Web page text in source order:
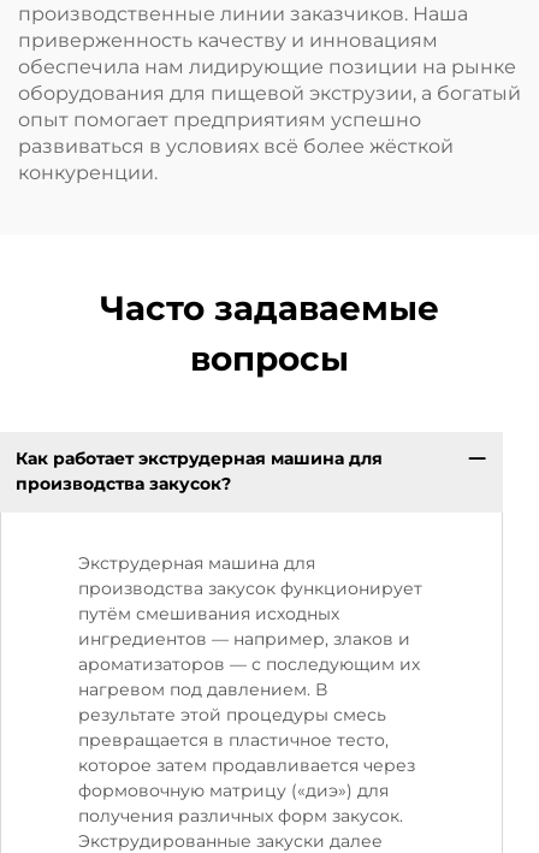
производственные линии заказчиков. Наша
приверженность качеству и инновациям
обеспечила нам лидирующие позиции на рынке
оборудования для пищевой экструзии, а богатый
опыт помогает предприятиям успешно
развиваться в условиях всё более жёсткой
конкуренции.
Часто задаваемые
вопросы
Как работает экструдерная машина для
производства закусок?
Экструдерная машина для
производства закусок функционирует
путём смешивания исходных
ингредиентов — например, злаков и
ароматизаторов — с последующим их
нагревом под давлением. В
результате этой процедуры смесь
превращается в пластичное тесто,
которое затем продавливается через
формовочную матрицу («диэ») для
получения различных форм закусок.
Экструдированные закуски далее